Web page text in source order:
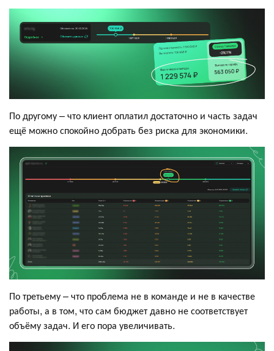
По другому – что клиент оплатил достаточно и часть задач
ещё можно спокойно добрать без риска для экономики.
По третьему – что проблема не в команде и не в качестве
работы, а в том, что сам бюджет давно не соответствует
объёму задач. И его пора увеличивать.